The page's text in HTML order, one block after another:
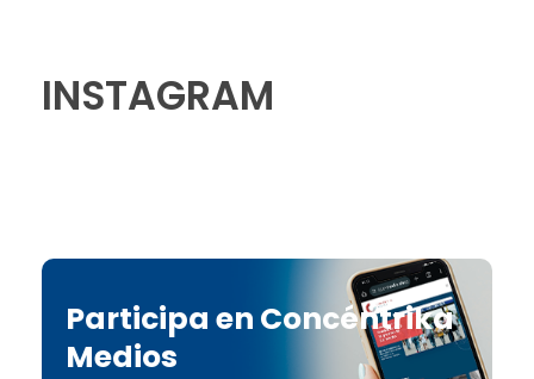
INSTAGRAM
Participa en Concéntrika
Medios